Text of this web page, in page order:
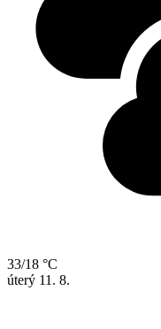
33/18 °C
úterý 11. 8.